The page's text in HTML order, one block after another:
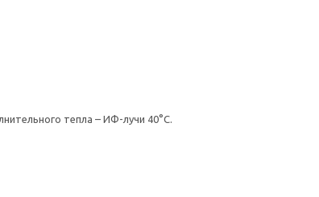
тепла – ИФ-лучи 40°С.